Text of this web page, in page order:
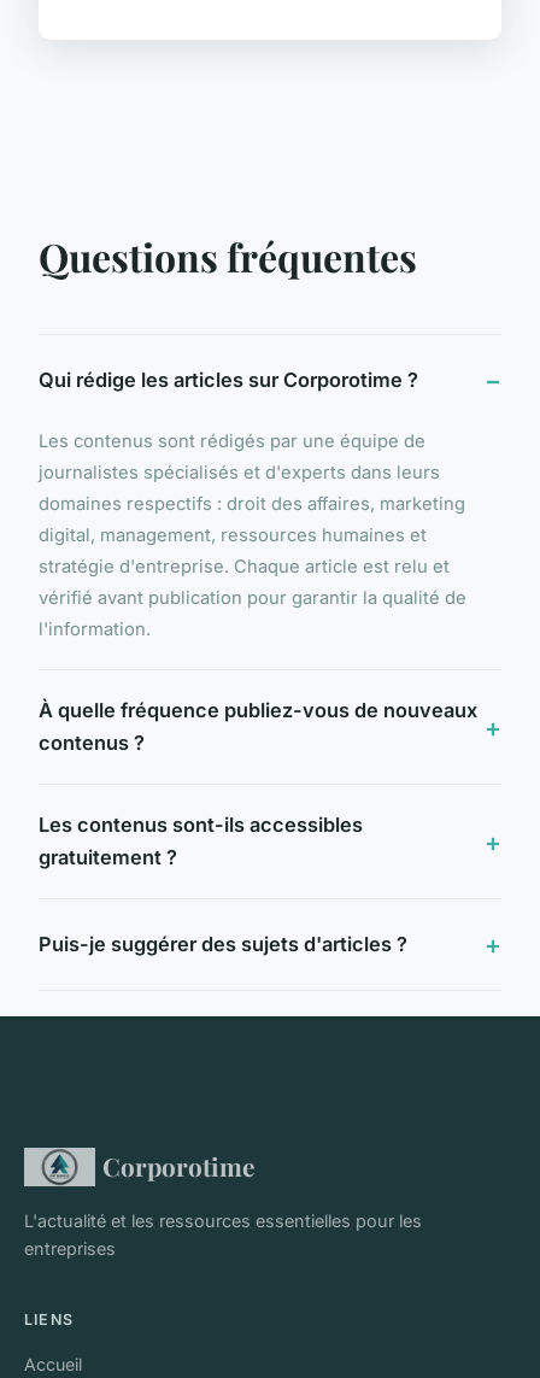
Questions fréquentes
Qui rédige les articles sur Corporotime ?
Les contenus sont rédigés par une équipe de
journalistes spécialisés et d'experts dans leurs
domaines respectifs : droit des affaires, marketing
digital, management, ressources humaines et
stratégie d'entreprise. Chaque article est relu et
vérifié avant publication pour garantir la qualité de
l'information.
À quelle fréquence publiez-vous de nouveaux
contenus ?
Les contenus sont-ils accessibles
gratuitement ?
Puis-je suggérer des sujets d'articles ?
Corporotime
L'actualité et les ressources essentielles pour les
entreprises
LIENS
Accueil